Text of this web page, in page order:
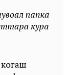
папка
кура